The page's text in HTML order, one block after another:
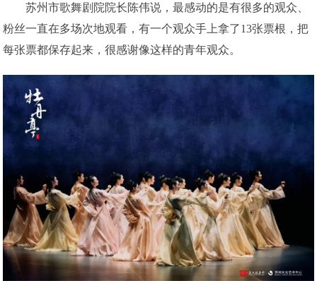
苏州市歌舞剧院院长陈伟说，最感动的是有很多的观众、
粉丝一直在多场次地观看，有一个观众手上拿了13张票根，把
每张票都保存起来，很感谢像这样的青年观众。